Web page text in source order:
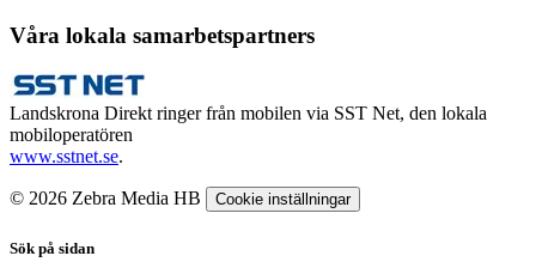
Våra lokala samarbetspartners
Landskrona Direkt ringer från mobilen via SST Net, den lokala
mobiloperatören
www.sstnet.se.
© 2026 Zebra Media HB Cookie inställningar
Sök på sidan